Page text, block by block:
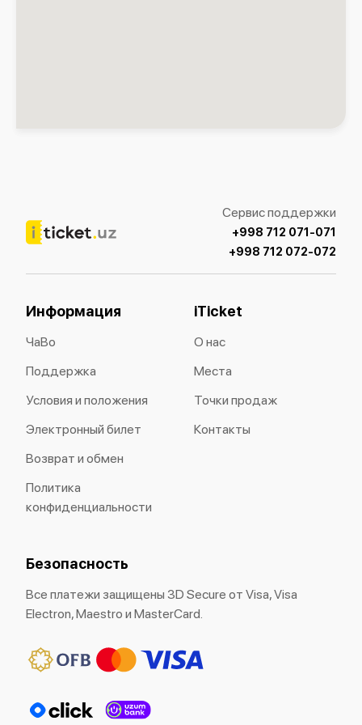
Сервис поддержки
+998 712 071-071
+998 712 072-072
Информация
ЧаВо
Поддержка
Условия и положения
Электронный билет
Возврат и обмен
Политика
конфиденциальности
iTicket
О нас
Места
Точки продаж
Контакты
Безопасность
Все платежи защищены 3D Secure от Visa, Visa
Electron, Maestro и MasterCard.